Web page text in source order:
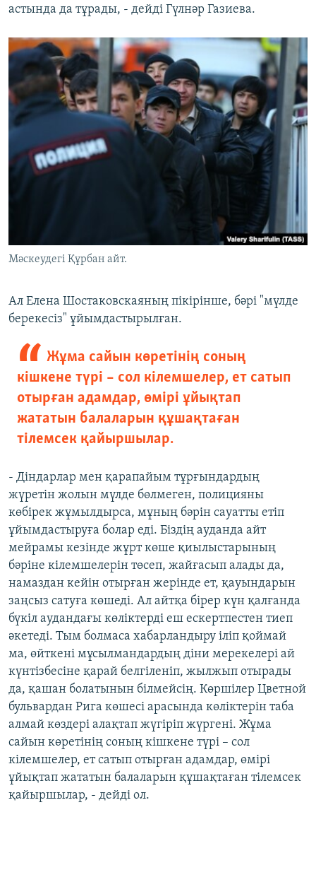
астында да тұрады, - дейді Гүлнәр Газиева.
Мәскеудегі Құрбан айт.
Ал Елена Шостаковскаяның пікірінше, бәрі "мүлде
берекесіз" ұйымдастырылған.
Жұма сайын көретінің соның
кішкене түрі – сол кілемшелер, ет сатып
отырған адамдар, өмірі ұйықтап
жататын балаларын құшақтаған
тілемсек қайыршылар.
- Діндарлар мен қарапайым тұрғындардың
жүретін жолын мүлде бөлмеген, полицияны
көбірек жұмылдырса, мұның бәрін сауатты етіп
ұйымдастыруға болар еді. Біздің ауданда айт
мейрамы кезінде жұрт көше қиылыстарының
бәріне кілемшелерін төсеп, жайғасып алады да,
намаздан кейін отырған жерінде ет, қауындарын
заңсыз сатуға көшеді. Ал айтқа бірер күн қалғанда
бүкіл аудандағы көліктерді еш ескертпестен тиеп
әкетеді. Тым болмаса хабарландыру іліп қоймай
ма, өйткені мұсылмандардың діни мерекелері ай
күнтізбесіне қарай белгіленіп, жылжып отырады
да, қашан болатынын білмейсің. Көршілер Цветной
бульвардан Рига көшесі арасында көліктерін таба
алмай көздері алақтап жүгіріп жүргені. Жұма
сайын көретінің соның кішкене түрі – сол
кілемшелер, ет сатып отырған адамдар, өмірі
ұйықтап жататын балаларын құшақтаған тілемсек
қайыршылар, - дейді ол.